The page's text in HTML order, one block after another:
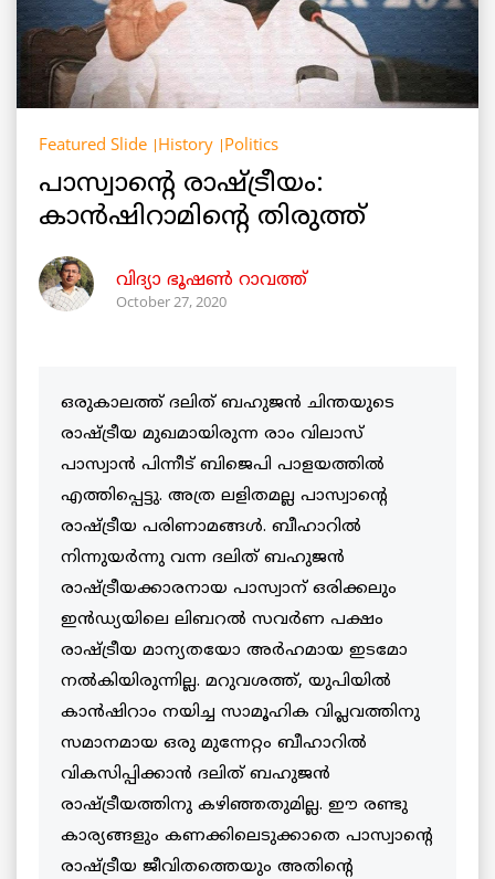
Featured Slide History Politics
പാസ്വാന്റെ രാഷ്ട്രീയം:
കാൻഷിറാമിന്റെ തിരുത്ത്
വിദ്യാ ഭൂഷൺ റാവത്ത്
October 27, 2020
ഒരുകാലത്ത് ദലിത് ബഹുജൻ ചിന്തയുടെ
രാഷ്ട്രീയ മുഖമായിരുന്ന രാം വിലാസ്
പാസ്വാൻ പിന്നീട് ബിജെപി പാളയത്തിൽ
എത്തിപ്പെട്ടു. അത്ര ലളിതമല്ല പാസ്വാന്റെ
രാഷ്ട്രീയ പരിണാമങ്ങൾ. ബീഹാറിൽ
നിന്നുയർന്നു വന്ന ദലിത് ബഹുജൻ
രാഷ്ട്രീയക്കാരനായ പാസ്വാന് ഒരിക്കലും
ഇൻഡ്യയിലെ ലിബറൽ സവർണ പക്ഷം
രാഷ്ട്രീയ മാന്യതയോ അർഹമായ ഇടമോ
നൽകിയിരുന്നില്ല. മറുവശത്ത്, യുപിയിൽ
കാൻഷിറാം നയിച്ച സാമൂഹിക വിപ്ലവത്തിനു
സമാനമായ ഒരു മുന്നേറ്റം ബീഹാറിൽ
വികസിപ്പിക്കാൻ ദലിത് ബഹുജൻ
രാഷ്ട്രീയത്തിനു കഴിഞ്ഞതുമില്ല. ഈ രണ്ടു
കാര്യങ്ങളും കണക്കിലെടുക്കാതെ പാസ്വാന്റെ
രാഷ്ട്രീയ ജീവിതത്തെയും അതിന്റെ